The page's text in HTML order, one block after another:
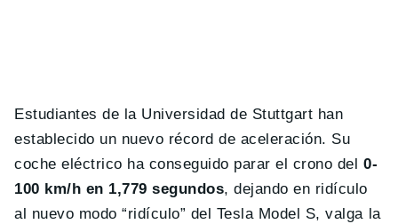
Estudiantes de la Universidad de Stuttgart han
establecido un nuevo récord de aceleración. Su
coche eléctrico ha conseguido parar el crono del 0-
100 km/h en 1,779 segundos, dejando en ridículo
al nuevo modo “ridículo” del Tesla Model S, valga la